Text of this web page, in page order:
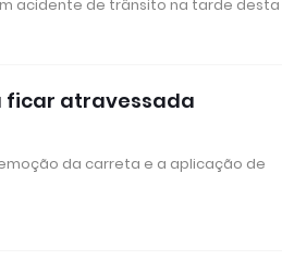
acidente de trânsito na tarde desta
ficar atravessada
da carreta e a aplicação de